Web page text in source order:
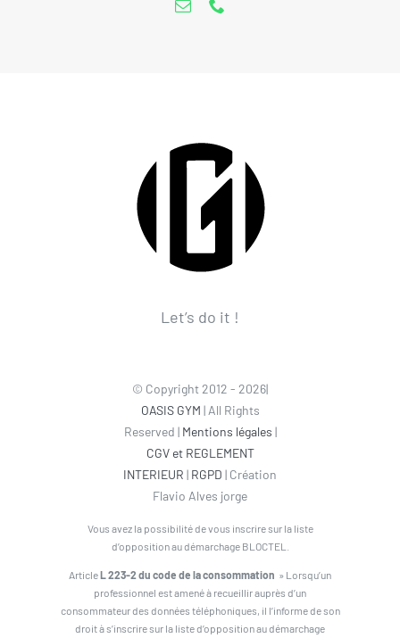
Let’s do it !
© Copyright 2012 - 2026|
OASIS GYM | All Rights
Reserved | Mentions légales |
CGV et REGLEMENT
INTERIEUR | RGPD | Création
Flavio Alves jorge
Vous avez la possibilité de vous inscrire sur la liste
d’opposition au démarchage BLOCTEL.
ArticleL 223-2 du code de la consommation » Lorsqu’un
professionnel est amené à recueillir auprès d’un
consommateur des données téléphoniques, il l’informe de son
droit à s’inscrire sur la liste d’opposition au démarchage